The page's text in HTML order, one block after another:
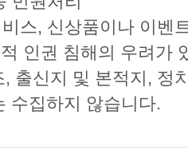
스, 신상품이나 이벤
인권 침해의 우려가
, 출신지 및 본적지, 정
수집하지 않습니다.